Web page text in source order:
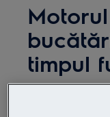
timpul